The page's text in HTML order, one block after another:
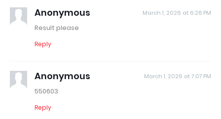
Anonymous March 1, 2026 at 6:26 PM
Result please
Reply
Anonymous March 1, 2026 at 7:07 PM
550603
Reply